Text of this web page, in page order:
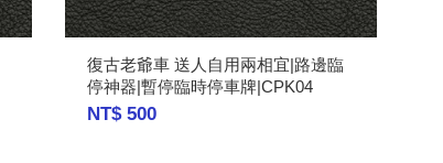
復古老爺車 送人自用兩相宜|路邊臨
停神器|暫停臨時停車牌|CPK04
NT$ 500